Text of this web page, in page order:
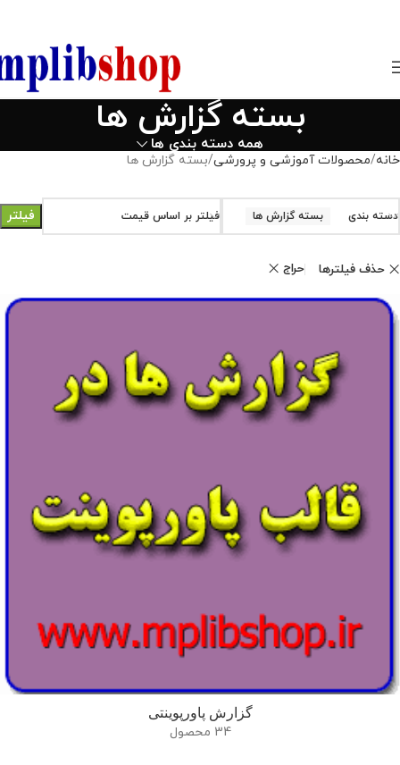
بسته گزارش ها
همه دسته بندی ها
خانه محصولات آموزشی و پرورشی بسته گزارش ها
دسته بندی بسته گزارش ها فیلتر بر اساس قیمت فیلتر
حذف فیلترها حراج
گزارش پاورپوینتی
34 محصول